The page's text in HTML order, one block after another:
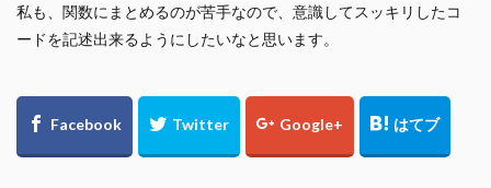
私も、関数にまとめるのが苦手なので、意識してスッキリしたコ
ードを記述出来るようにしたいなと思います。